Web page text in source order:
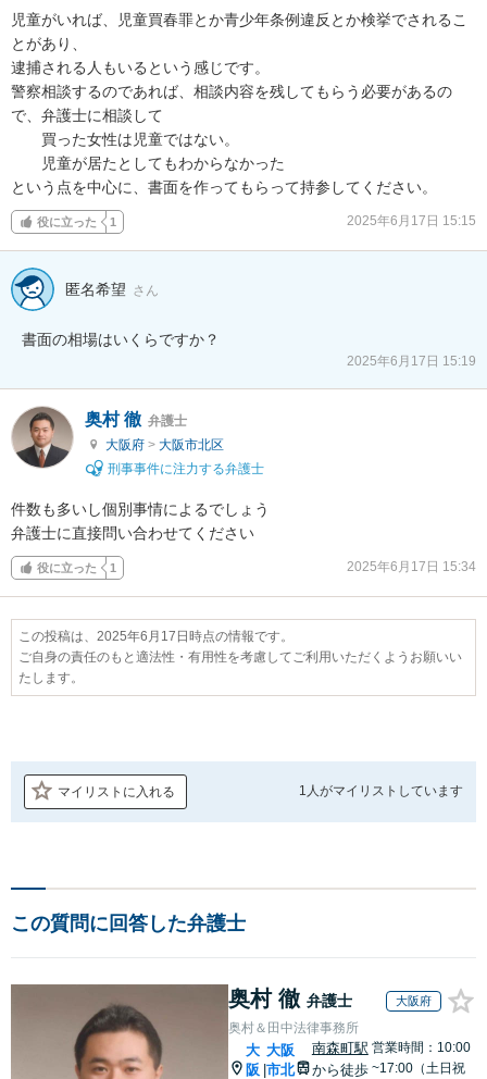
児童がいれば、児童買春罪とか青少年条例違反とか検挙でされるこ
とがあり、
逮捕される人もいるという感じです。
警察相談するのであれば、相談内容を残してもらう必要があるの
で、弁護士に相談して
買った女性は児童ではない。
児童が居たとしてもわからなかった
という点を中心に、書面を作ってもらって持参してください。
役に立った 1 2025年6月17日 15:15
匿名希望 さん
書面の相場はいくらですか？
2025年6月17日 15:19
奥村 徹 弁護士
大阪府 > 大阪市北区
刑事事件に注力する弁護士
件数も多いし個別事情によるでしょう
弁護士に直接問い合わせてください
役に立った 1 2025年6月17日 15:34
この投稿は、2025年6月17日時点の情報です。
ご自身の責任のもと適法性・有用性を考慮してご利用いただくようお願いい
たします。
マイリストに入れる 1人がマイリストしています
この質問に回答した弁護士
奥村 徹 弁護士 大阪府
奥村＆田中法律事務所
大
阪
大阪
市北
南森町駅
から徒歩
営業時間：10:00
~17:00（土日祝